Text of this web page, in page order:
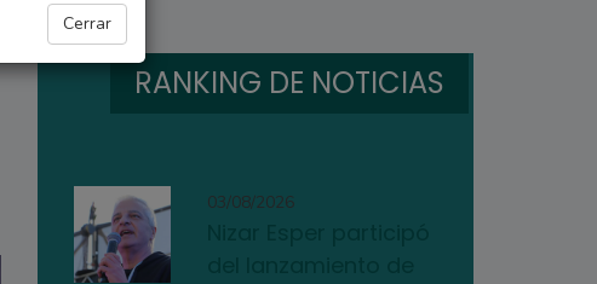
Cerrar
RANKING DE NOTICIAS
03/08/2026